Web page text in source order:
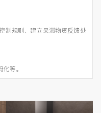
制规则、建立呆滞物资反馈处
等。